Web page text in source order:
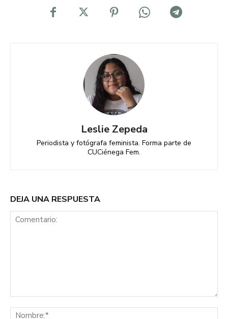
Leslie Zepeda
Periodista y fotógrafa feminista. Forma parte de
CUCiénega Fem.
DEJA UNA RESPUESTA